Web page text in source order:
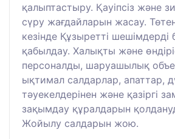
қалыптастыру. Қауіпсіз және
сүру жағдайларын жасау.
кезінде Құзыретті
қабылдау. Халықты және
персоналды, шаруашылық
ықтимал салдарлар, апаттар,
тәуекелдерінен және қазіргі
зақымдау құралдарын
Жойылу салдарын жою.